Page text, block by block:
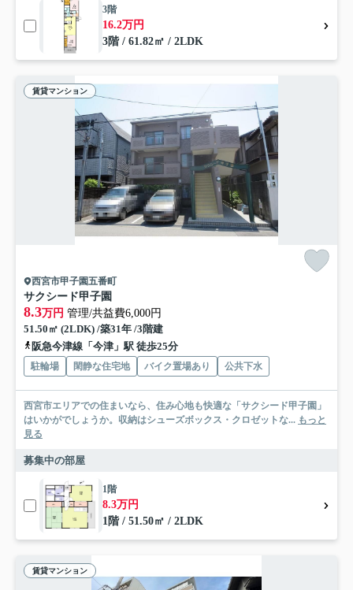
3階
16.2万円
3階 / 61.82㎡ / 2LDK
賃貸マンション
西宮市甲子園五番町
サクシード甲子園
8.3万円 管理/共益費6,000円
51.50㎡ (2LDK) /築31年 /3階建
阪急今津線「今津」駅 徒歩25分
駐輪場 閑静な住宅地 バイク置場あり 公共下水
西宮市エリアでの住まいなら、住み心地も快適な「サクシード甲子園」
はいかがでしょうか。収納はシューズボックス・クロゼットな... もっと
見る
募集中の部屋
1階
8.3万円
1階 / 51.50㎡ / 2LDK
賃貸マンション